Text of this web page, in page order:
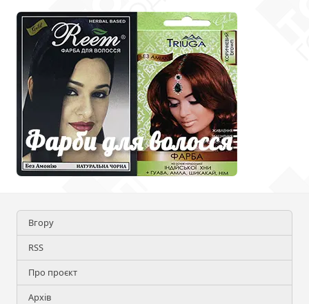
Вгору
RSS
Про проєкт
Архів